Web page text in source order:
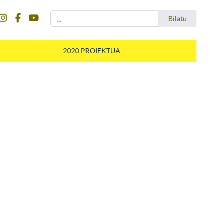
Bilatu
2020 PROIEKTUA